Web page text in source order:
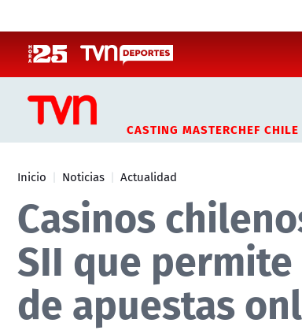
CASTING MASTERCHEF CHILE
Inicio Noticias Actualidad
Casinos
SII que
de apuestas